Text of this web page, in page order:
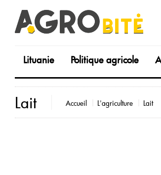
Lituanie Politique agricole
Lait Accueil L'agriculture Lait